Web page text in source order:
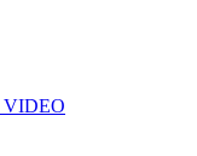
VIDEO